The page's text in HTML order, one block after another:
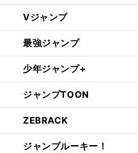
Vジャンプ
最強ジャンプ
少年ジャンプ+
ジャンプTOON
ZEBRACK
ジャンプルーキー！